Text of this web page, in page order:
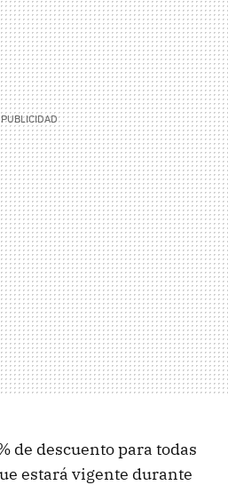
de descuento para todas
estará vigente durante